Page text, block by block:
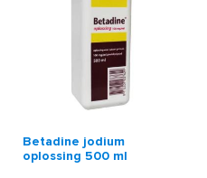
Betadine jodium
oplossing 500 ml